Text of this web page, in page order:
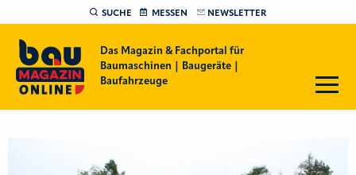
SUCHE MESSEN NEWSLETTER
Das Magazin & Fachportal für
Baumaschinen | Baugeräte |
Baufahrzeuge